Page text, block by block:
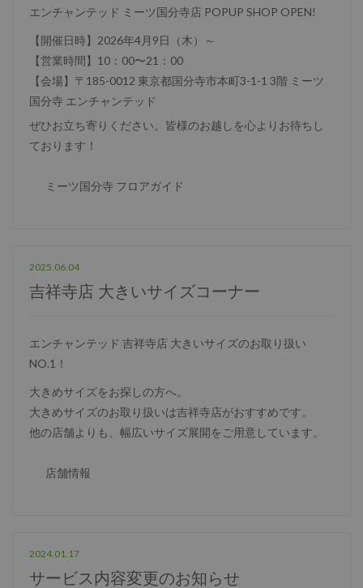
エンチャンテッド ミーツ国分寺店 POPUP SHOP OPEN!
【開催日時】2026年4月9日（木）～
【営業時間】10：00〜21：00
【会場】〒185-0012 東京都国分寺市本町3-1-1 3階 ミーツ
国分寺 エンチャンテッド
ぜひお立ち寄りください。皆様のお越しを心よりお待ちし
ております！
ミーツ国分寺 フロアガイド
2025.06.04
吉祥寺店 大きいサイズコーナー
エンチャンテッド 吉祥寺店 大きいサイズのお取り扱い
NO.1！
大きめサイズをお探しの方へ。
大きめサイズのお取り扱いは吉祥寺店がおすすめです。
他の店舗よりも、幅広いサイズ展開をご用意しています。
店舗情報
2024.01.17
サービス内容変更のお知らせ